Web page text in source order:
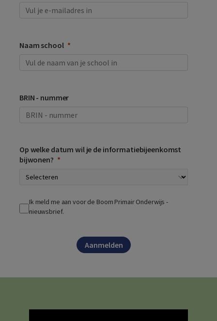
Naam school
BRIN - nummer
Op welke datum wil je de informatiebijeenkomst
bijwonen?
Ik meld me aan voor de Boom Primair Onderwijs -
nieuwsbrief.
Aanmelden